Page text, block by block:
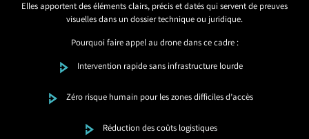
Elles apportent des éléments clairs, précis et datés qui servent de preuves
visuelles dans un dossier technique ou juridique.
Pourquoi faire appel au drone dans ce cadre :
Intervention rapide sans infrastructure lourde
Zéro risque humain pour les zones difficiles d’accès
Réduction des coûts logistiques